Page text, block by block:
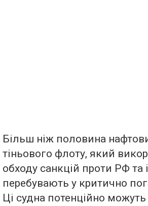
Більш ніж половина
тіньового флоту, який
обходу санкцій проти РФ та
перебувають у критично
Ці судна потенційно